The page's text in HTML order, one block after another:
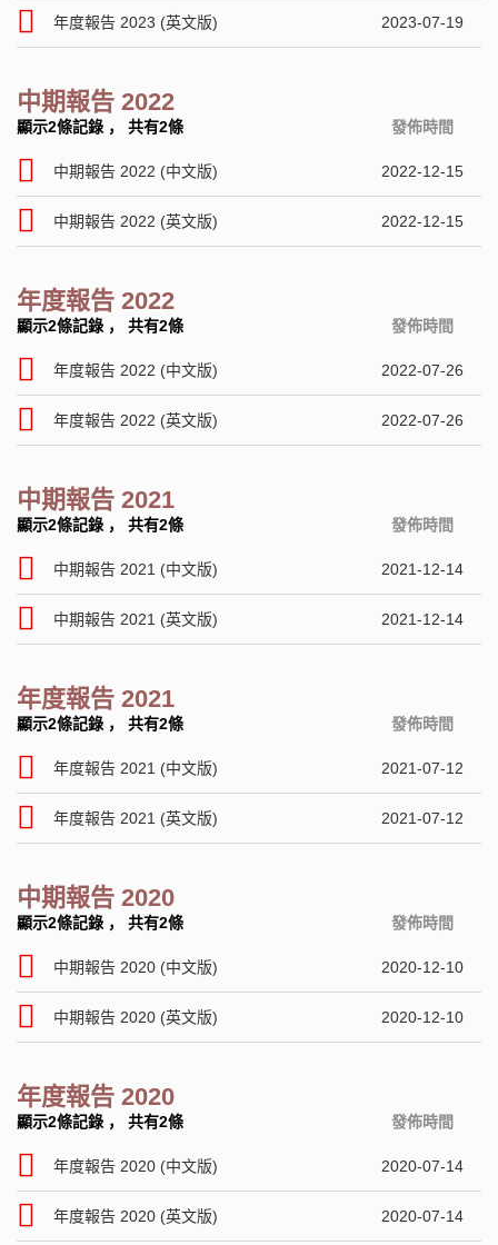
年度報告 2023 (英文版) 2023-07-19
中期報告 2022
顯示2條記錄 ， 共有2條 發佈時間
中期報告 2022 (中文版) 2022-12-15
中期報告 2022 (英文版) 2022-12-15
年度報告 2022
顯示2條記錄 ， 共有2條 發佈時間
年度報告 2022 (中文版) 2022-07-26
年度報告 2022 (英文版) 2022-07-26
中期報告 2021
顯示2條記錄 ， 共有2條 發佈時間
中期報告 2021 (中文版) 2021-12-14
中期報告 2021 (英文版) 2021-12-14
年度報告 2021
顯示2條記錄 ， 共有2條 發佈時間
年度報告 2021 (中文版) 2021-07-12
年度報告 2021 (英文版) 2021-07-12
中期報告 2020
顯示2條記錄 ， 共有2條 發佈時間
中期報告 2020 (中文版) 2020-12-10
中期報告 2020 (英文版) 2020-12-10
年度報告 2020
顯示2條記錄 ， 共有2條 發佈時間
年度報告 2020 (中文版) 2020-07-14
年度報告 2020 (英文版) 2020-07-14